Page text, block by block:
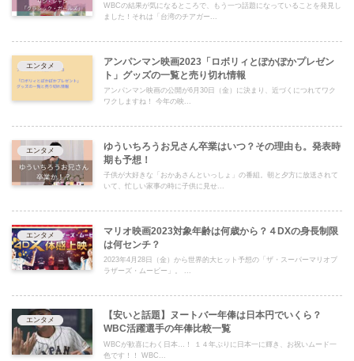
WBCの結果が気になるところで、もう一つ話題になっていることを発見し
ました！それは「台湾のチアガー...
エンタメ
アンパンマン映画2023「ロボリィとぽかぽかプレゼン
ト」グッズの一覧と売り切れ情報
アンパンマン映画の公開が6月30日（金）に決まり、近づくにつれてワク
ワクしますね！ 今年の映...
エンタメ
ゆういちろうお兄さん卒業はいつ？その理由も。発表時
期も予想！
子供が大好きな「おかあさんといっしょ」の番組。朝と夕方に放送されて
いて、忙しい家事の時に子供に見せ...
エンタメ
マリオ映画2023対象年齢は何歳から？４DXの身長制限
は何センチ？
2023年4月28日（金）から世界的大ヒット予想の「ザ・スーパーマリオブ
ラザーズ・ムービー」。 ...
エンタメ
【安いと話題】ヌートバー年俸は日本円でいくら？
WBC活躍選手の年俸比較一覧
WBCが歓喜にわく日本…！ １４年ぶりに日本一に輝き、お祝いムード一
色です！！ WBC...